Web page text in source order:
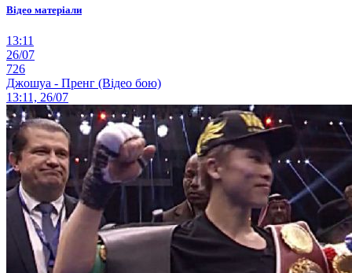
Відео матеріали
13:11
26/07
726
Джошуа - Пренг (Відео бою)
13:11, 26/07